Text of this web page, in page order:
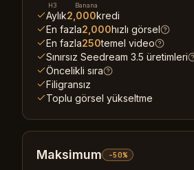
H3
Banana
Aylık2,000kredi
En fazla2,000hızlı görsel
En fazla250temel video
Sınırsız Seedream 3.5 üretimleri
Öncelikli sıra
Filigransız
Toplu görsel yükseltme
Maksimum -50%